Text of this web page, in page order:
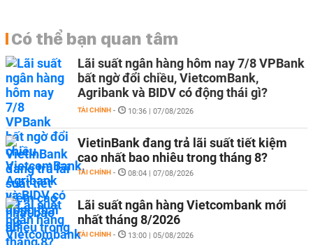
Có thể bạn quan tâm
Lãi suất ngân hàng hôm nay 7/8 VPBank
bất ngờ đổi chiều, VietcomBank,
Agribank và BIDV có động thái gì?
TÀI CHÍNH - 10:36 | 07/08/2026
VietinBank đang trả lãi suất tiết kiệm
cao nhất bao nhiêu trong tháng 8?
TÀI CHÍNH - 08:04 | 07/08/2026
Lãi suất ngân hàng Vietcombank mới
nhất tháng 8/2026
TÀI CHÍNH - 13:00 | 05/08/2026